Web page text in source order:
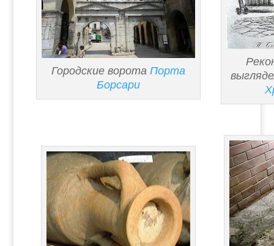
Городские воротаПорта
Борсари